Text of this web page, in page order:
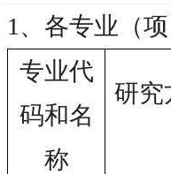
1、各专业（
专业代
码和名
称
研究